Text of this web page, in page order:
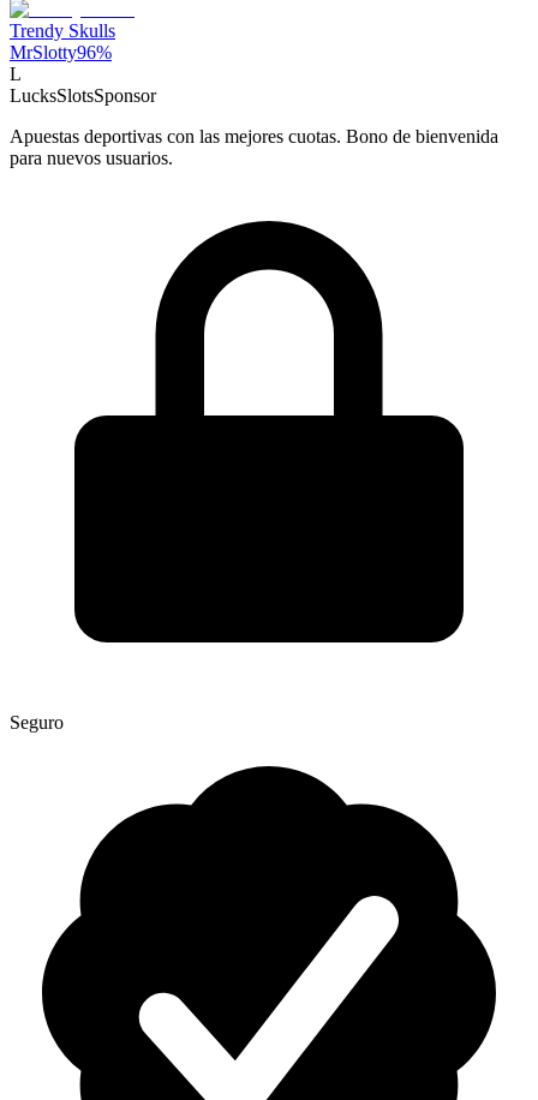
Trendy Skulls
MrSlotty96%
L
LucksSlotsSponsor
Apuestas deportivas con las mejores cuotas. Bono de bienvenida
para nuevos usuarios.
Seguro